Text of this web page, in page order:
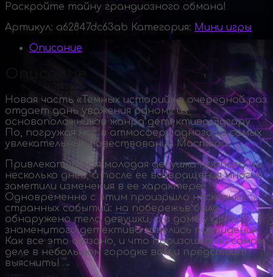
Раскройте тайну грандиозного обмана!
Артикул: a62847dc63ab Категория: Мини игры
Описание
Новая часть «Темных историй» в очередной раз
отдает дань уважения одному из
основоположников жанра детектива Эдгару
По, погружая нас в атмосферу одного из самых
увлекательных повествований Мастера.
Привлекательная молодая девушка пропала на
несколько дней, а после ее возвращения многие
заметили изменения в ее характере.
Одновременно с этим произошло несколько
странных событий: на побережье было
обнаружено тело девушки, а в доме у друга
знаменитого детектива завелись привидения.
Как все это связано, и что произошло на самом
деле в небольшом городке вам и предстоит
выяснить!